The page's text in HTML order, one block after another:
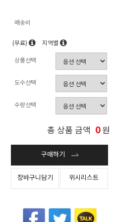
배송비
(무료) 지역별
상품선택
도수선택
수량선택
총 상품 금액 0원
구매하기
장바구니담기 위시리스트